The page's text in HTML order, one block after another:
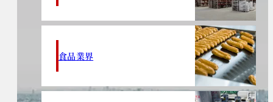
食品業界